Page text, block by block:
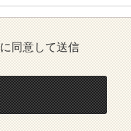
に同意して送信